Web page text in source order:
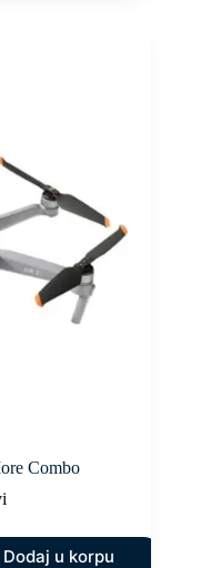
Combo
Dodaj u korpu